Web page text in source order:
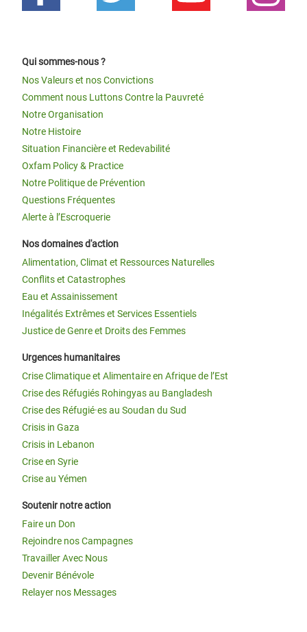
Qui sommes-nous ?
Nos Valeurs et nos Convictions
Comment nous Luttons Contre la Pauvreté
Notre Organisation
Notre Histoire
Situation Financière et Redevabilité
Oxfam Policy & Practice
Notre Politique de Prévention
Questions Fréquentes
Alerte à l’Escroquerie
Nos domaines d'action
Alimentation, Climat et Ressources Naturelles
Conflits et Catastrophes
Eau et Assainissement
Inégalités Extrêmes et Services Essentiels
Justice de Genre et Droits des Femmes
Urgences humanitaires
Crise Climatique et Alimentaire en Afrique de l’Est
Crise des Réfugiés Rohingyas au Bangladesh
Crise des Réfugié·es au Soudan du Sud
Crisis in Gaza
Crisis in Lebanon
Crise en Syrie
Crise au Yémen
Soutenir notre action
Faire un Don
Rejoindre nos Campagnes
Travailler Avec Nous
Devenir Bénévole
Relayer nos Messages